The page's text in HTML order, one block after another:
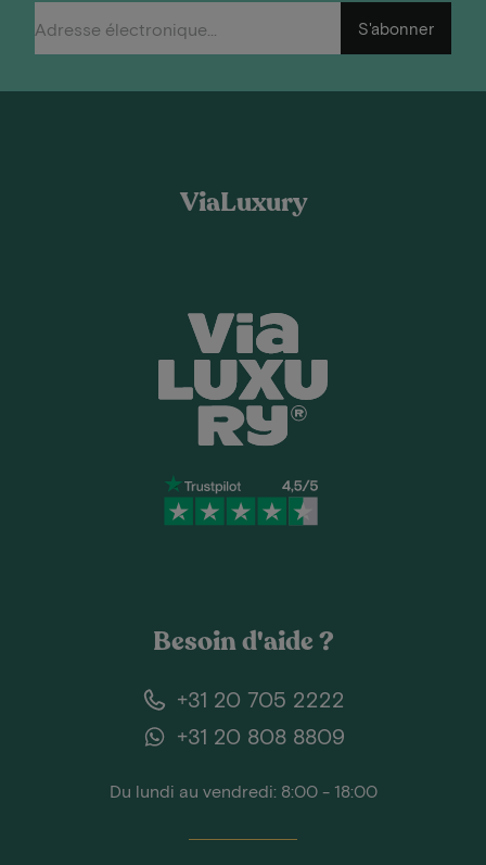
S'abonner
ViaLuxury
Besoin d'aide ?
+31 20 705 2222
+31 20 808 8809
Du lundi au vendredi: 8:00 - 18:00